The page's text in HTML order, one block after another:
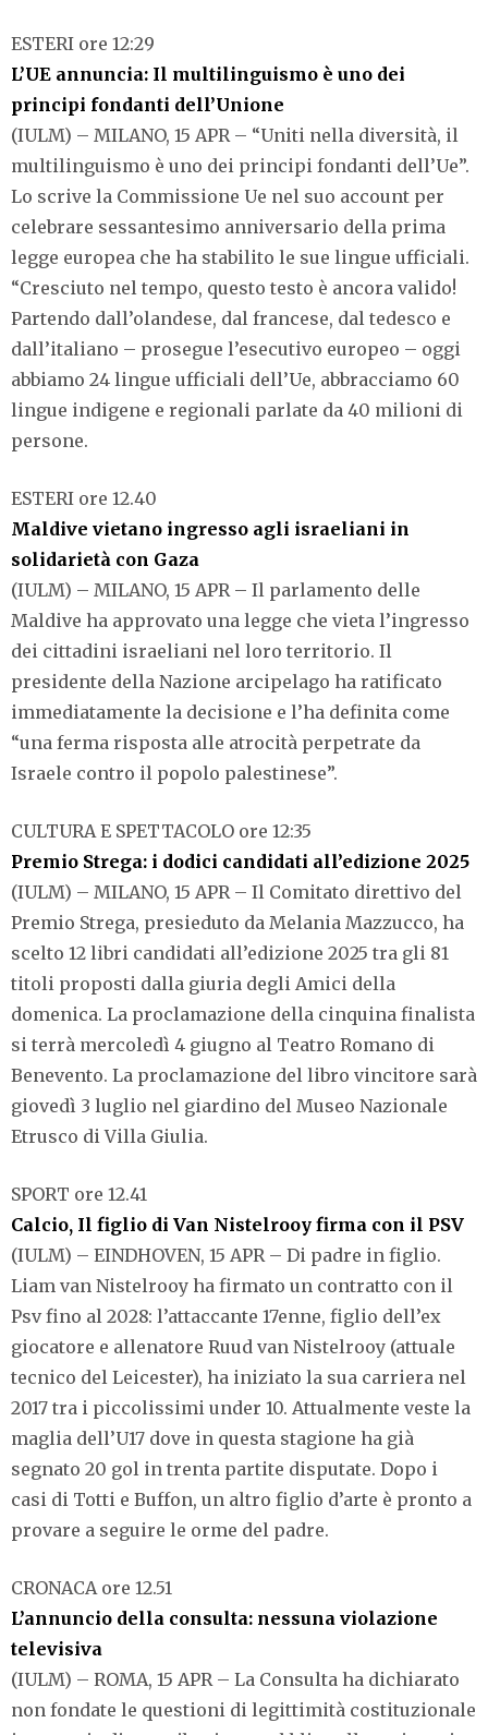
ESTERI ore 12:29
L’UE annuncia: Il multilinguismo è uno dei
principi fondanti dell’Unione
(IULM) – MILANO, 15 APR – “Uniti nella diversità, il
multilinguismo è uno dei principi fondanti dell’Ue”.
Lo scrive la Commissione Ue nel suo account per
celebrare sessantesimo anniversario della prima
legge europea che ha stabilito le sue lingue ufficiali.
“Cresciuto nel tempo, questo testo è ancora valido!
Partendo dall’olandese, dal francese, dal tedesco e
dall’italiano – prosegue l’esecutivo europeo – oggi
abbiamo 24 lingue ufficiali dell’Ue, abbracciamo 60
lingue indigene e regionali parlate da 40 milioni di
persone.
ESTERI ore 12.40
Maldive vietano ingresso agli israeliani in
solidarietà con Gaza
(IULM) – MILANO, 15 APR – Il parlamento delle
Maldive ha approvato una legge che vieta l’ingresso
dei cittadini israeliani nel loro territorio. Il
presidente della Nazione arcipelago ha ratificato
immediatamente la decisione e l’ha definita come
“una ferma risposta alle atrocità perpetrate da
Israele contro il popolo palestinese”.
CULTURA E SPETTACOLO ore 12:35
Premio Strega: i dodici candidati all’edizione 2025
(IULM) – MILANO, 15 APR – Il Comitato direttivo del
Premio Strega, presieduto da Melania Mazzucco, ha
scelto 12 libri candidati all’edizione 2025 tra gli 81
titoli proposti dalla giuria degli Amici della
domenica. La proclamazione della cinquina finalista
si terrà mercoledì 4 giugno al Teatro Romano di
Benevento. La proclamazione del libro vincitore sarà
giovedì 3 luglio nel giardino del Museo Nazionale
Etrusco di Villa Giulia.
SPORT ore 12.41
Calcio, Il figlio di Van Nistelrooy firma con il PSV
(IULM) – EINDHOVEN, 15 APR – Di padre in figlio.
Liam van Nistelrooy ha firmato un contratto con il
Psv fino al 2028: l’attaccante 17enne, figlio dell’ex
giocatore e allenatore Ruud van Nistelrooy (attuale
tecnico del Leicester), ha iniziato la sua carriera nel
2017 tra i piccolissimi under 10. Attualmente veste la
maglia dell’U17 dove in questa stagione ha già
segnato 20 gol in trenta partite disputate. Dopo i
casi di Totti e Buffon, un altro figlio d’arte è pronto a
provare a seguire le orme del padre.
CRONACA ore 12.51
L’annuncio della consulta: nessuna violazione
televisiva
(IULM) – ROMA, 15 APR – La Consulta ha dichiarato
non fondate le questioni di legittimità costituzionale